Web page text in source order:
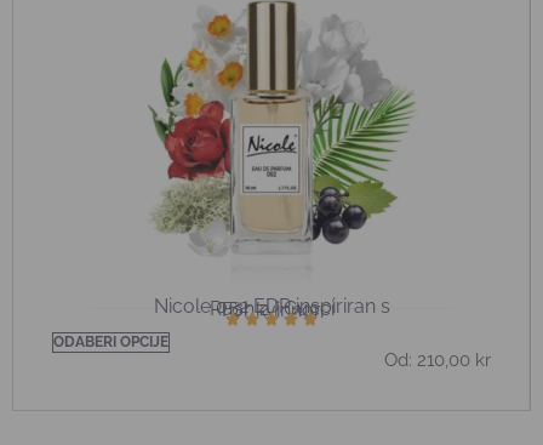
Nicole 052 EDP inspiriran s
Rush 2 | Gucci
För kvinnor
ODABERI OPCIJE
Od:210,00 kr